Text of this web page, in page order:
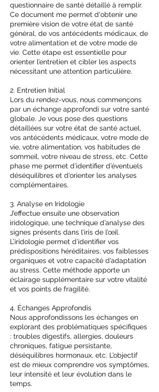
questionnaire de santé détaillé à remplir.
Ce document me permet d'obtenir une
première vision de votre état de santé
général, de vos antécédents médicaux, de
votre alimentation et de votre mode de
vie. Cette étape est essentielle pour
orienter l’entretien et cibler les aspects
nécessitant une attention particulière.
2. Entretien Initial
Lors du rendez-vous, nous commençons
par un échange approfondi sur votre santé
globale. Je vous pose des questions
détaillées sur votre état de santé actuel,
vos antécédents médicaux, votre mode de
vie, votre alimentation, vos habitudes de
sommeil, votre niveau de stress, etc. Cette
phase me permet d’identifier d’éventuels
déséquilibres et d’orienter les analyses
complémentaires.
3. Analyse en Iridologie
J’effectue ensuite une observation
iridologique, une technique d’analyse des
signes présents dans l’iris de l’œil.
L’iridologie permet d’identifier vos
prédispositions héréditaires, vos faiblesses
organiques et votre capacité d’adaptation
au stress. Cette méthode apporte un
éclairage supplémentaire sur votre vitalité
et vos points de fragilité.
4. Échanges Approfondis
Nous approfondissons les échanges en
explorant des problématiques spécifiques
: troubles digestifs, allergies, douleurs
chroniques, fatigue persistante,
déséquilibres hormonaux, etc. L’objectif
est de mieux comprendre vos symptômes,
leur intensité et leur évolution dans le
temps.